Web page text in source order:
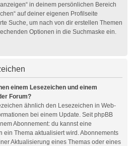
in deinem persönlichen Bereich
auf deiner eigenen Profilseite
Suche, um nach von dir erstellen Themen
Optionen in die Suchmaske ein.
einem Lesezeichen und einem
Forum?
ähnlich den Lesezeichen in Web-
bei einem Update. Seit phpBB
Abonnement: du kannst eine
ein Thema aktualisiert wird. Abonnements
Aktualisierung eines Themas oder eines